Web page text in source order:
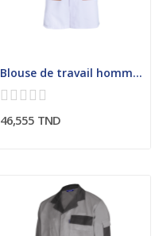
Blouse de travail homme avec poches latérales...
46,555 TND